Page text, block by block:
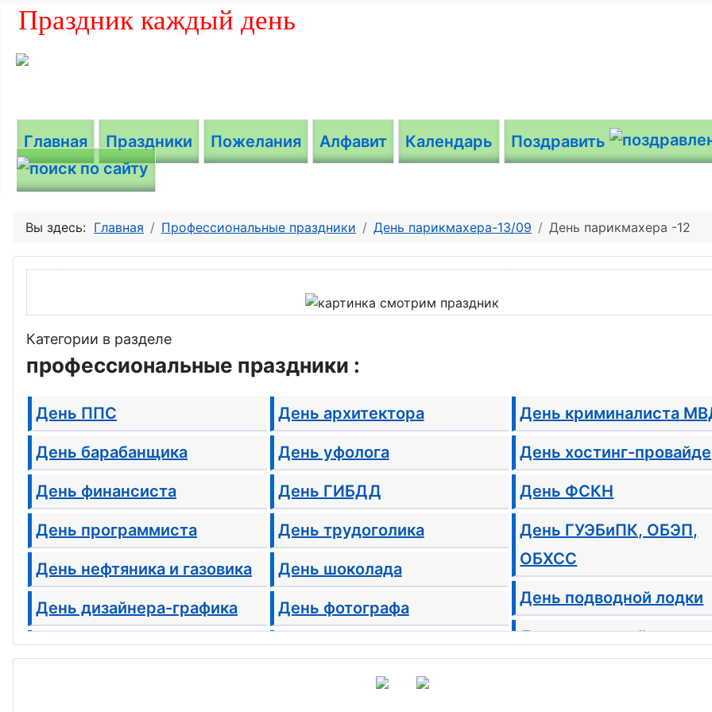
Праздник каждый день
Главная Праздники Пожелания Алфавит Календарь Поздравить
Вы здесь: Главная Профессиональные праздники День парикмахера-13/09 День парикмахера -12
Категории в разделе
профессиональные праздники :
День ППС
День барабанщика
День финансиста
День программиста
День нефтяника и газовика
День дизайнера-графика
День парикмахера
День архитектора
День уфолога
День ГИБДД
День трудоголика
День шоколада
День фотографа
День светооператора
День этнографа
День криминалиста
День хостинг-
День ФСКН
День ГУЭБиПК, ОБЭП,
ОБХСС
День подводной лодки
День налоговой